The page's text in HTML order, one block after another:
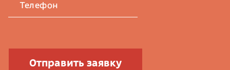
Телефон
Отправить заявку